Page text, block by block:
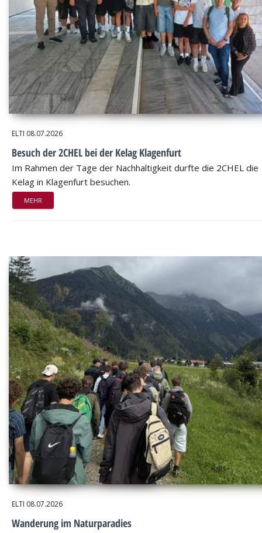
ELTI 08.07.2026
Besuch der 2CHEL bei der Kelag Klagenfurt
Im Rahmen der Tage der Nachhaltigkeit durfte die 2CHEL die
Kelag in Klagenfurt besuchen.
MEHR
ELTI 08.07.2026
Wanderung im Naturparadies